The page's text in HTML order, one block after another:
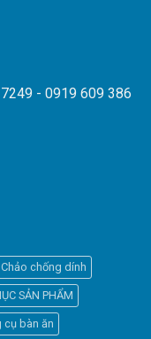
- 0919 609 386
Chảo chống dính
SẢN PHẨM
cụ bàn ăn